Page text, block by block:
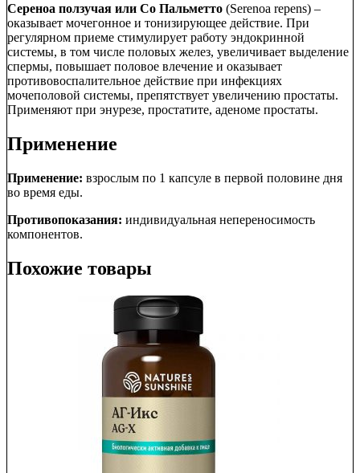
Сереноа ползучая или Со Пальметто (Serenoa repens) –
оказывает мочегонное и тонизирующее действие. При
регулярном приеме стимулирует работу эндокринной
системы, в том числе половых желез, увеличивает выделение
спермы, повышает половое влечение и оказывает
противовоспалительное действие при инфекциях
мочеполовой системы, препятствует увеличению простаты.
Применяют при энурезе, простатите, аденоме простаты.
Применение
Применение: взрослым по 1 капсуле в первой половине дня
во время еды.
Противопоказания: индивидуальная непереносимость
компонентов.
Похожие товары